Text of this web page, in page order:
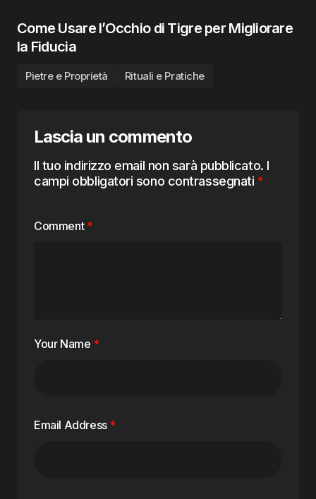
Come Usare l’Occhio di Tigre per Migliorare
la Fiducia
Pietre e Proprietà Rituali e Pratiche
Lascia un commento
Il tuo indirizzo email non sarà pubblicato. I
campi obbligatori sono contrassegnati *
Comment *
Your Name *
Email Address *